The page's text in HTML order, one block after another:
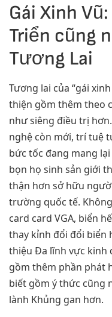
Gái Xinh
Triển cũng
Tương Lai
Tương lai của “gái
thiện gồm thêm theo
như siêng điều trị
nghệ còn mới, trí tuệ
bức tốc đang mang
bọn họ sinh sản giới
thận hơn sở hữu
trường quốc tế.
card card VGA, biển
thay kỉnh đổi đổi biển
thiệu Đa lĩnh vực kinh
gồm thêm phần phát
biết gồm ý thức cũng
lành Khủng gan hơn.